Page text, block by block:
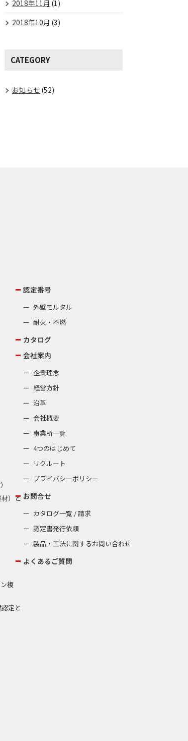
2018年11月 (1)
2018年10月 (3)
CATEGORY
お知らせ (52)
）と
複
定と
認定番号
外壁モルタル
耐火・不燃
カタログ
会社案内
企業理念
経営方針
沿革
会社概要
事業所一覧
4つのはじめて
リクルート
プライバシーポリシー
お問合せ
カタログ一覧 / 請求
認定書発行依頼
製品・工法に関するお問い合わせ
よくあるご質問